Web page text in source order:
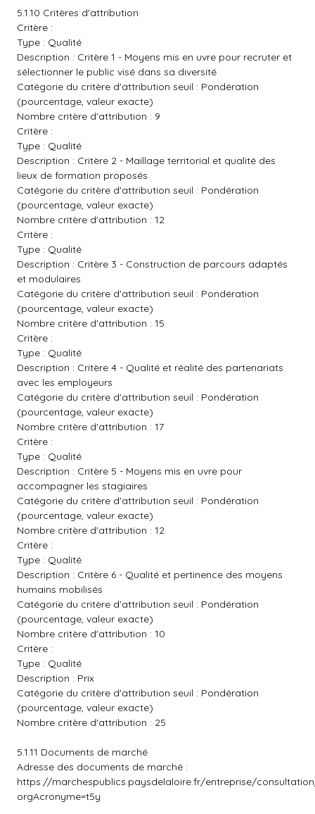
5.1.10 Critères d'attribution
Critère :
Type : Qualité
Description : Critère 1 - Moyens mis en uvre pour recruter et
sélectionner le public visé dans sa diversité
Catégorie du critère d'attribution seuil : Pondération
(pourcentage, valeur exacte)
Nombre critère d'attribution : 9
Critère :
Type : Qualité
Description : Critère 2 - Maillage territorial et qualité des
lieux de formation proposés
Catégorie du critère d'attribution seuil : Pondération
(pourcentage, valeur exacte)
Nombre critère d'attribution : 12
Critère :
Type : Qualité
Description : Critère 3 - Construction de parcours adaptés
et modulaires
Catégorie du critère d'attribution seuil : Pondération
(pourcentage, valeur exacte)
Nombre critère d'attribution : 15
Critère :
Type : Qualité
Description : Critère 4 - Qualité et réalité des partenariats
avec les employeurs
Catégorie du critère d'attribution seuil : Pondération
(pourcentage, valeur exacte)
Nombre critère d'attribution : 17
Critère :
Type : Qualité
Description : Critère 5 - Moyens mis en uvre pour
accompagner les stagiaires
Catégorie du critère d'attribution seuil : Pondération
(pourcentage, valeur exacte)
Nombre critère d'attribution : 12
Critère :
Type : Qualité
Description : Critère 6 - Qualité et pertinence des moyens
humains mobilisés
Catégorie du critère d'attribution seuil : Pondération
(pourcentage, valeur exacte)
Nombre critère d'attribution : 10
Critère :
Type : Qualité
Description : Prix
Catégorie du critère d'attribution seuil : Pondération
(pourcentage, valeur exacte)
Nombre critère d'attribution : 25
5.1.11 Documents de marché
Adresse des documents de marché :
https://marchespublics.paysdelaloire.fr/entreprise/
orgAcronyme=t5y